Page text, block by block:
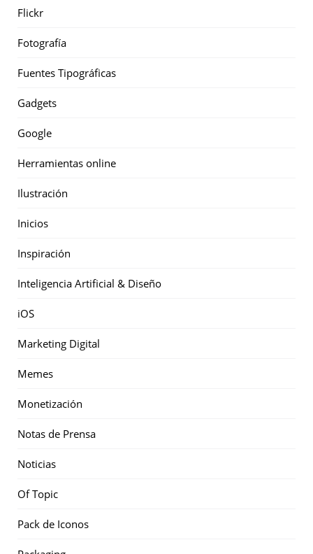
Flickr
Fotografía
Fuentes Tipográficas
Gadgets
Google
Herramientas online
Ilustración
Inicios
Inspiración
Inteligencia Artificial & Diseño
iOS
Marketing Digital
Memes
Monetización
Notas de Prensa
Noticias
Of Topic
Pack de Iconos